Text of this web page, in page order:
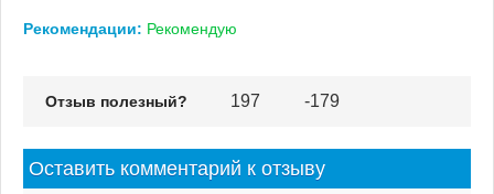
Рекомендации: Рекомендую
Отзыв полезный? Vote up!
197
Vote-179
Оставить комментарий к отзыву